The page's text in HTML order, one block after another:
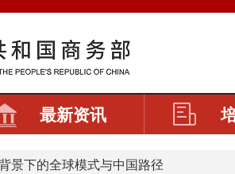
最新资讯
景下的全球模式与中国路径